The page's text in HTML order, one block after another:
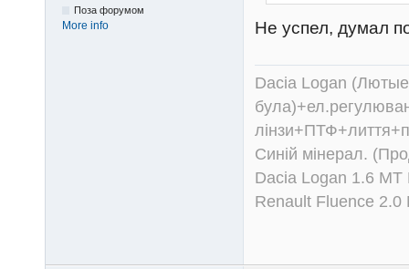
Поза форумом
More info Не успел, думал
Dacia Logan
Синій мінерал.
Dacia Logan 1.6 MT
Renault Fluence